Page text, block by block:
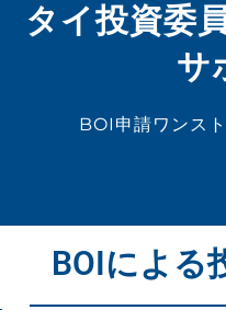
タイ投資委
サ
BOI申請ワンス
BOIによる